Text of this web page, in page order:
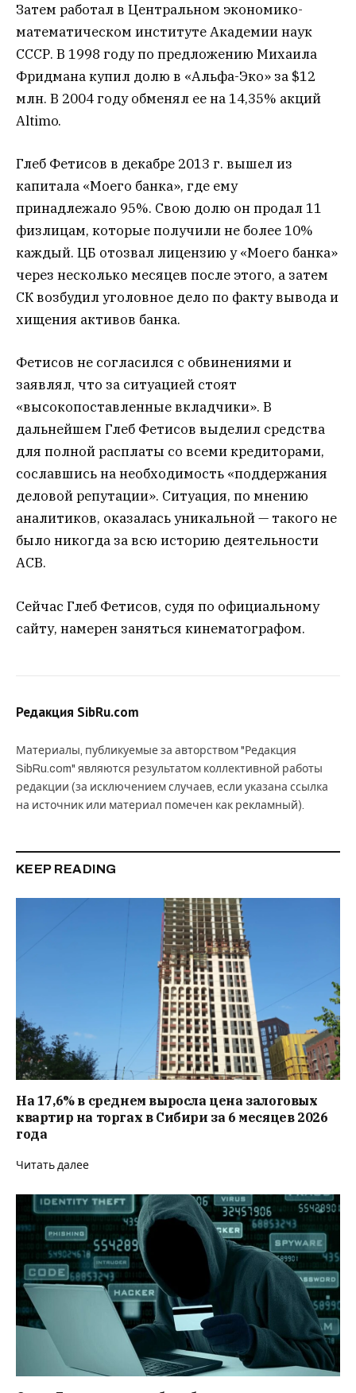
Затем работал в Центральном экономико-
математическом институте Академии наук
СССР. В 1998 году по предложению Михаила
Фридмана купил долю в «Альфа-Эко» за $12
млн. В 2004 году обменял ее на 14,35% акций
Altimo.
Глеб Фетисов в декабре 2013 г. вышел из
капитала «Моего банка», где ему
принадлежало 95%. Свою долю он продал 11
физлицам, которые получили не более 10%
каждый. ЦБ отозвал лицензию у «Моего банка»
через несколько месяцев после этого, а затем
СК возбудил уголовное дело по факту вывода и
хищения активов банка.
Фетисов не согласился с обвинениями и
заявлял, что за ситуацией стоят
«высокопоставленные вкладчики». В
дальнейшем Глеб Фетисов выделил средства
для полной расплаты со всеми кредиторами,
сославшись на необходимость «поддержания
деловой репутации». Ситуация, по мнению
аналитиков, оказалась уникальной — такого не
было никогда за всю историю деятельности
АСВ.
Сейчас Глеб Фетисов, судя по официальному
сайту, намерен заняться кинематографом.
Редакция SibRu.com
Материалы, публикуемые за авторством "Редакция
SibRu.com" являются результатом коллективной работы
редакции (за исключением случаев, если указана ссылка
на источник или материал помечен как рекламный).
KEEP READING
На 17,6% в среднем выросла цена залоговых
квартир на торгах в Сибири за 6 месяцев 2026
года
Читать далее